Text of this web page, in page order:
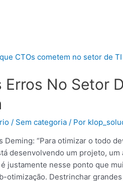
Erros No Setor
/ Sem categoria / Por
Deming: “Para otimizar o todo
desenvolvendo um projeto, um
justamente nesse ponto que
otimização. Destrinchar